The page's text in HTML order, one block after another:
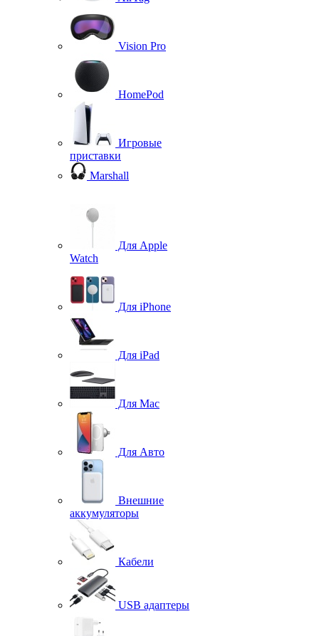
Vision Pro
HomePod
Игровые
приставки
Marshall
Для Apple
Watch
Для iPhone
Для iPad
Для Mac
Для Авто
Внешние
аккумуляторы
Кабели
USB адаптеры